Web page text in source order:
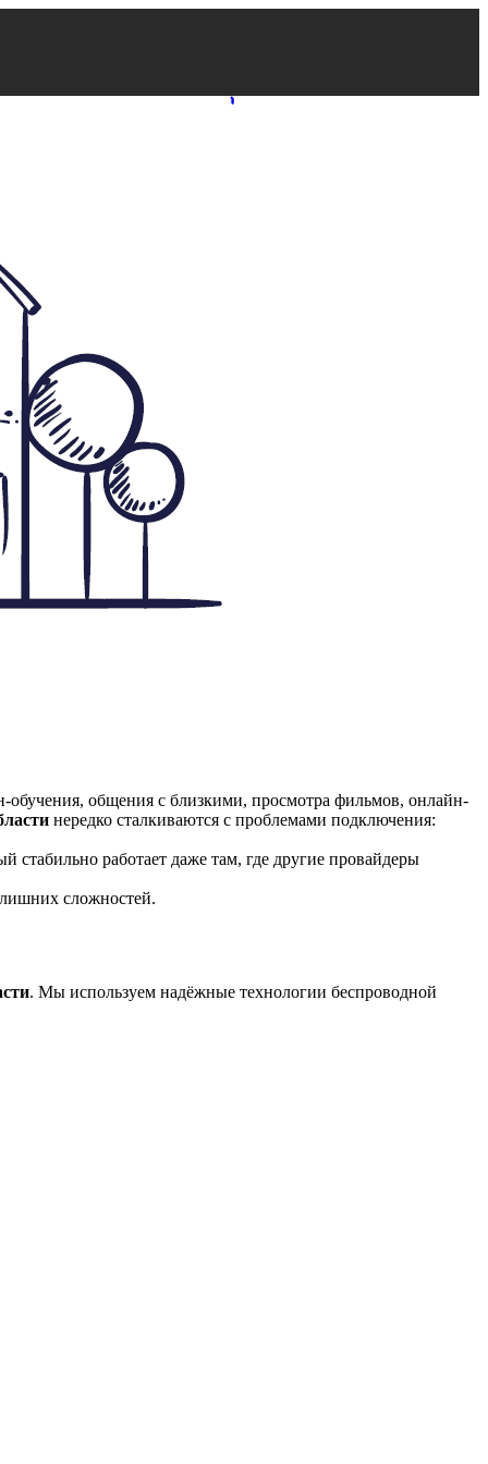
обучения, общения с близкими, просмотра фильмов, онлайн-
нередко сталкиваются с проблемами подключения:
стабильно работает даже там, где другие провайдеры
сложностей.
. Мы используем надёжные технологии беспроводной